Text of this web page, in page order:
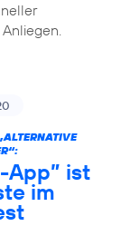
App” ist
im